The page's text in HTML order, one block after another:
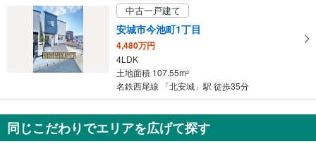
中古一戸建て
安城市今池町1丁目
4,480万円
4LDK
土地面積 107.55m2
名鉄西尾線 「北安城」駅 徒歩35分
同じこだわりでエリアを広げて探す